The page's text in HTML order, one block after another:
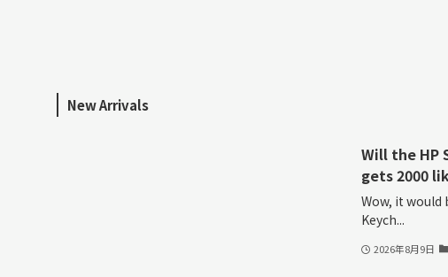
New Arrivals
Will the HP
gets 2000
Wow, it would
Keych...
2026年8月9日